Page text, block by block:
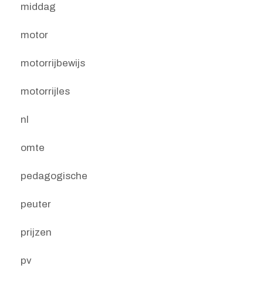
middag
motor
motorrijbewijs
motorrijles
nl
omte
pedagogische
peuter
prijzen
pv